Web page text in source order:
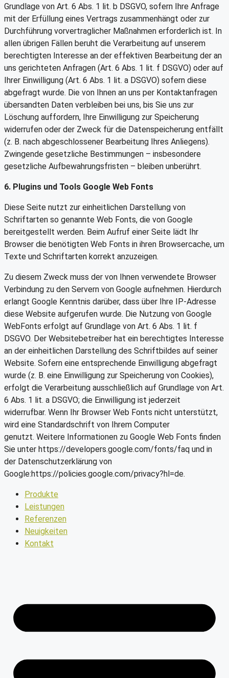
Grundlage von Art. 6 Abs. 1 lit. b DSGVO, sofern Ihre Anfrage
mit der Erfüllung eines Vertrags zusammenhängt oder zur
Durchführung vorvertraglicher Maßnahmen erforderlich ist. In
allen übrigen Fällen beruht die Verarbeitung auf unserem
berechtigten Interesse an der effektiven Bearbeitung der an
uns gerichteten Anfragen (Art. 6 Abs. 1 lit. f DSGVO) oder auf
Ihrer Einwilligung (Art. 6 Abs. 1 lit. a DSGVO) sofern diese
abgefragt wurde. Die von Ihnen an uns per Kontaktanfragen
übersandten Daten verbleiben bei uns, bis Sie uns zur
Löschung auffordern, Ihre Einwilligung zur Speicherung
widerrufen oder der Zweck für die Datenspeicherung entfällt
(z. B. nach abgeschlossener Bearbeitung Ihres Anliegens).
Zwingende gesetzliche Bestimmungen – insbesondere
gesetzliche Aufbewahrungsfristen – bleiben unberührt.
6. Plugins und Tools Google Web Fonts
Diese Seite nutzt zur einheitlichen Darstellung von
Schriftarten so genannte Web Fonts, die von Google
bereitgestellt werden. Beim Aufruf einer Seite lädt Ihr
Browser die benötigten Web Fonts in ihren Browsercache, um
Texte und Schriftarten korrekt anzuzeigen.
Zu diesem Zweck muss der von Ihnen verwendete Browser
Verbindung zu den Servern von Google aufnehmen. Hierdurch
erlangt Google Kenntnis darüber, dass über Ihre IP-Adresse
diese Website aufgerufen wurde. Die Nutzung von Google
WebFonts erfolgt auf Grundlage von Art. 6 Abs. 1 lit. f
DSGVO. Der Websitebetreiber hat ein berechtigtes Interesse
an der einheitlichen Darstellung des Schriftbildes auf seiner
Website. Sofern eine entsprechende Einwilligung abgefragt
wurde (z. B. eine Einwilligung zur Speicherung von Cookies),
erfolgt die Verarbeitung ausschließlich auf Grundlage von Art.
6 Abs. 1 lit. a DSGVO; die Einwilligung ist jederzeit
widerrufbar. Wenn Ihr Browser Web Fonts nicht unterstützt,
wird eine Standardschrift von Ihrem Computer
genutzt. Weitere Informationen zu Google Web Fonts finden
Sie unter https://developers.google.com/fonts/faq und in
der Datenschutzerklärung von
Google:https://policies.google.com/privacy?hl=de.
Produkte
Leistungen
Referenzen
Neuigkeiten
Kontakt